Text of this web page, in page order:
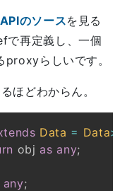
のソースを見る
で再定義し、一個
らしいです。
ほどわからん。
Data = Data>
obj as any;
any;